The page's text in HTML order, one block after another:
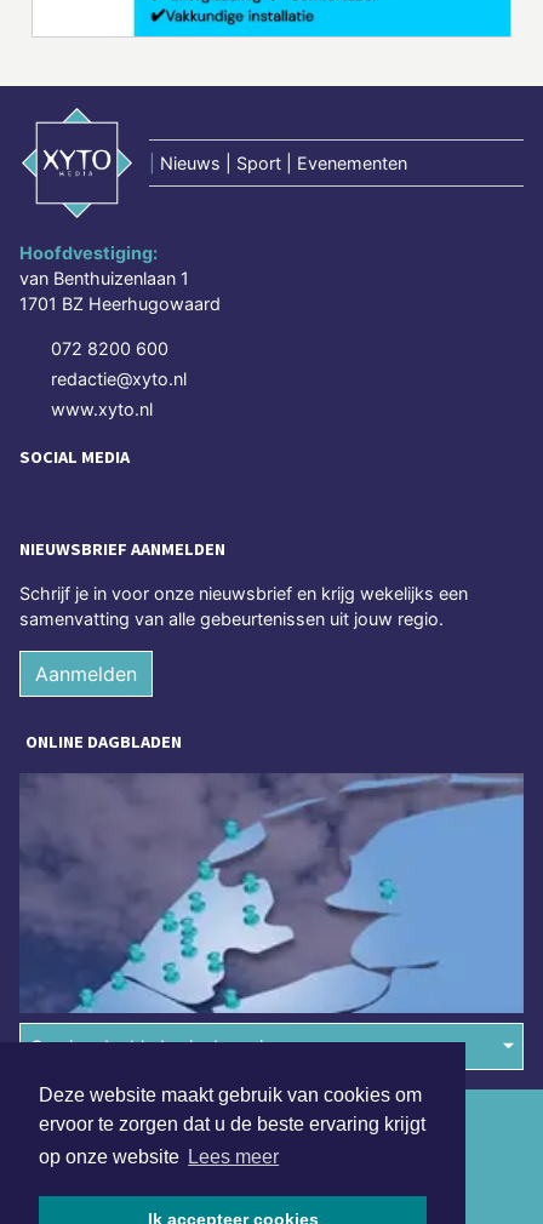
Deze website maakt gebruik van cookies om
ervoor te zorgen dat u de beste ervaring krijgt
op onze website Lees meer
Ik accepteer cookies
Nieuws | Sport | Evenementen
Hoofdvestiging:
van Benthuizenlaan 1
1701 BZ Heerhugowaard
072 8200 600
redactie@xyto.nl
www.xyto.nl
SOCIAL MEDIA
NIEUWSBRIEF AANMELDEN
Schrijf je in voor onze nieuwsbrief en krijg wekelijks een
samenvatting van alle gebeurtenissen uit jouw regio.
Aanmelden
ONLINE DAGBLADEN
Overige dagbladen in de regio
Algemene voorwaarden
Disclaimer